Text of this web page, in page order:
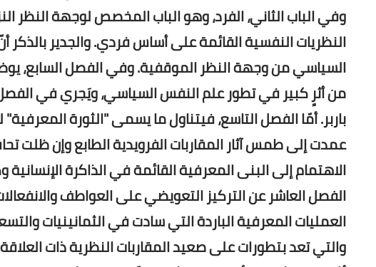
النظريات النفسية القائمة على أساس فردي. والجدير
السياسي من وجهة النظر الموقفية. وفي الفصل السابع،
من أثرٍ كبير في تطور علم النفس السياسي، ويَجري في
باربر. أمّا الفصل التاسع، فيتناول ما يسمى "الثورة
عمدت إلى طمس آثار المقاربات الفرويدية الطابع وإن
الاهتمام إلى البنى المعرفية القائمة في الذاكرة
الفصل العاشر عن التركيز التعويضي على العواطف
العمليات المعرفية الباردة التي سادت في الثمانينيات
والتي تعد بتطورات على صعيد المقاربات النظرية ذات